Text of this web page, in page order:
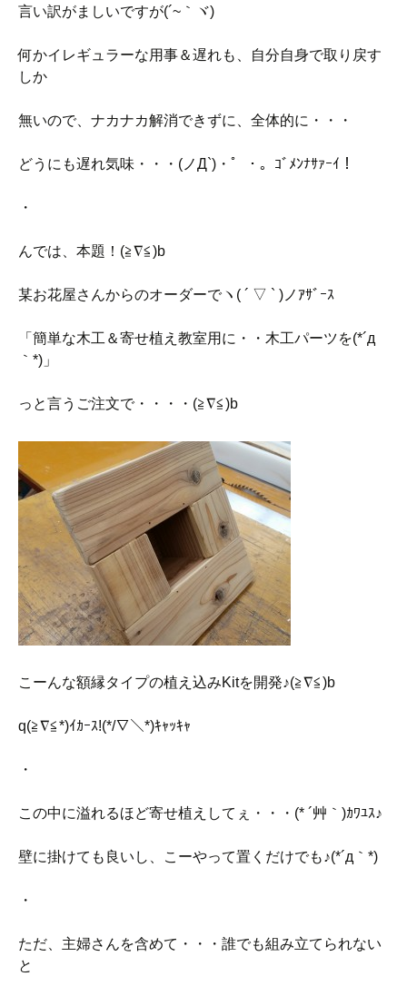
言い訳がましいですが(´~｀ヾ)
何かイレギュラーな用事＆遅れも、自分自身で取り戻す
しか
無いので、ナカナカ解消できずに、全体的に・・・
どうにも遅れ気味・・・(ノД`)・゜・。ｺﾞﾒﾝﾅｻｧｰｲ！
・
んでは、本題！(≧∇≦)b
某お花屋さんからのオーダーでヽ( ´ ▽ ` )ノｱｻﾞｰｽ
「簡単な木工＆寄せ植え教室用に・・木工パーツを(*´д
｀*)」
っと言うご注文で・・・・(≧∇≦)b
こーんな額縁タイプの植え込みKitを開発♪(≧∇≦)b
q(≧∇≦*)ｲｶｰｽ!(*/∇＼*)ｷｬｯｷｬ
・
この中に溢れるほど寄せ植えしてぇ・・・(* ´艸｀)ｶﾜﾕｽ♪
壁に掛けても良いし、こーやって置くだけでも♪(*´д｀*)
・
ただ、主婦さんを含めて・・・誰でも組み立てられない
と